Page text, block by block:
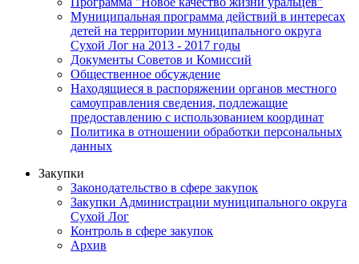
Муниципальная программа действий в интересах
детей на территории муниципального округа
Сухой Лог на 2013 - 2017 годы
Документы Советов и Комиссий
Общественное обсуждение
Находящиеся в распоряжении органов местного
самоуправления сведения, подлежащие
предоставлению с использованием координат
Политика в отношении обработки персональных
данных
Закупки
Законодательство в сфере закупок
Закупки Администрации муниципального округа
Сухой Лог
Контроль в сфере закупок
Архив